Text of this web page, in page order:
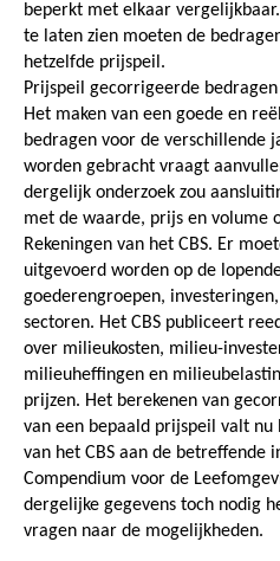
beperkt met elkaar
te laten zien moeten de
hetzelfde prijspeil.
Prijspeil gecorrigeerde
Het maken van een goede en
bedragen voor de verschillende
worden gebracht vraagt
dergelijk onderzoek zou
met de waarde, prijs en volume
Rekeningen van het CBS. Er
uitgevoerd worden op de
goederengroepen,
sectoren. Het CBS publiceert
over milieukosten, milieu-
milieuheffingen en
prijzen. Het berekenen van
van een bepaald prijspeil valt nu
van het CBS aan de betreffende
Compendium voor de
dergelijke gegevens toch nodig
vragen naar de mogelijkheden.